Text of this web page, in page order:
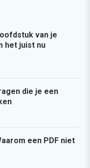
van je
het juist nu
die je een
een PDF niet